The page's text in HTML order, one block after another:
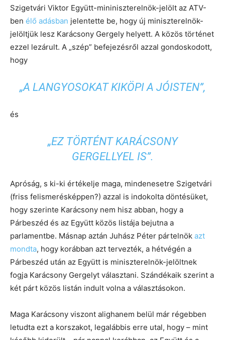
Szigetvári Viktor Együtt-mininiszterelnök-jelölt az ATV-
ben élő adásban jelentette be, hogy új miniszterelnök-
jelöltjük lesz Karácsony Gergely helyett. A közös történet
ezzel lezárult. A „szép” befejezésről azzal gondoskodott,
hogy
„A LANGYOSOKAT KIKÖPI A JÓISTEN”,
és
„EZ TÖRTÉNT KARÁCSONY
GERGELLYEL IS”.
Apróság, s ki-ki értékelje maga, mindenesetre Szigetvári
(friss felismerésképpen?) azzal is indokolta döntésüket,
hogy szerinte Karácsony nem hisz abban, hogy a
Párbeszéd és az Együtt közös listája bejutna a
parlamentbe. Másnap aztán Juhász Péter pártelnök azt
mondta, hogy korábban azt tervezték, a hétvégén a
Párbeszéd után az Együtt is miniszterelnök-jelöltnek
fogja Karácsony Gergelyt választani. Szándékaik szerint a
két párt közös listán indult volna a választásokon.
Maga Karácsony viszont alighanem belül már régebben
letudta ezt a korszakot, legalábbis erre utal, hogy – mint